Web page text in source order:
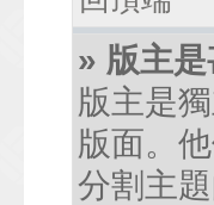
» 版主是
版主是
版面。
分割主